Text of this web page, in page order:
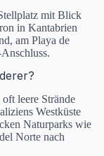
mit Blick
in Kantabrien
am Playa de
leere Strände
Westküste
Naturparks wie
Norte nach